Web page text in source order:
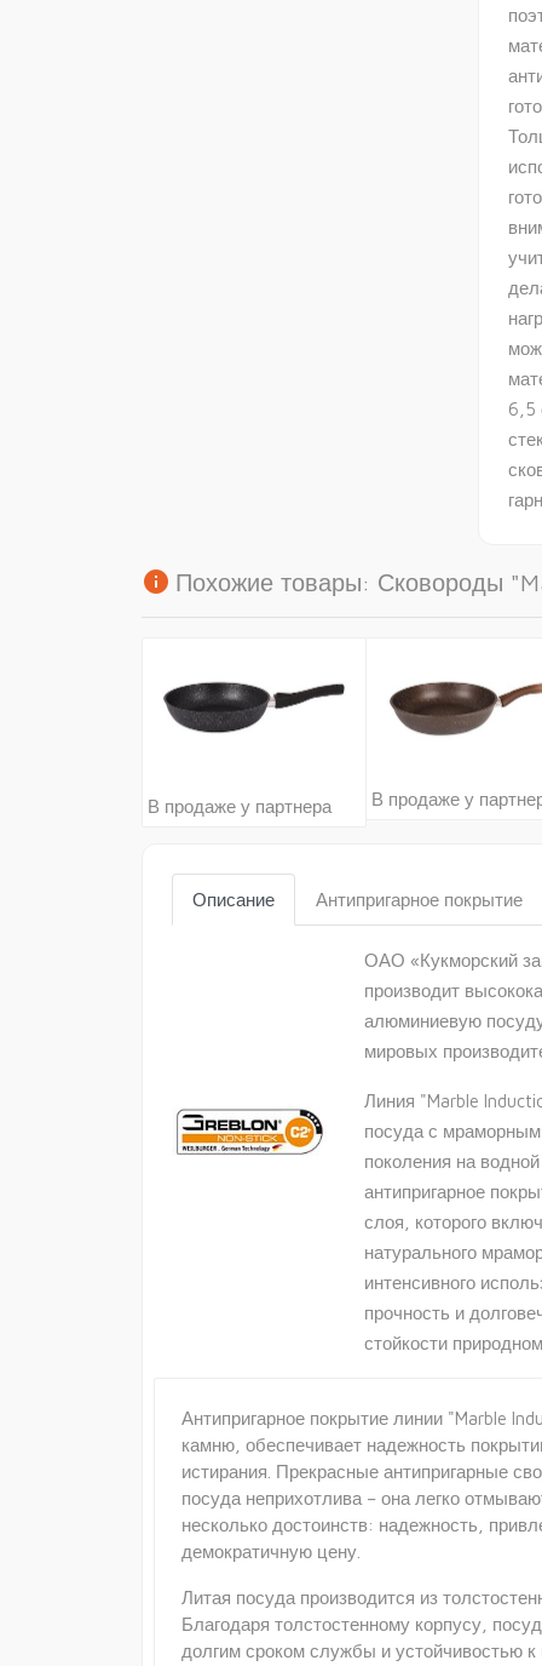
6,5
info Похожие товары: Сковороды
В продаже у партнера В продаже у
Описание Антипригарное покрытие
ОАО «Кукморский
производит
алюминиевую
мировых
Линия "Marble
посуда с мраморным
поколения на
антипригарное
слоя, которого
натурального
интенсивного
прочность и
стойкости
Антипригарное покрытие линии "Marble
камню, обеспечивает надежность
истирания. Прекрасные антипригарные
посуда неприхотлива – она легко
несколько достоинств: надежность,
демократичную цену.
Литая посуда производится из
Благодаря толстостенному корпусу,
долгим сроком службы и устойчивостью к